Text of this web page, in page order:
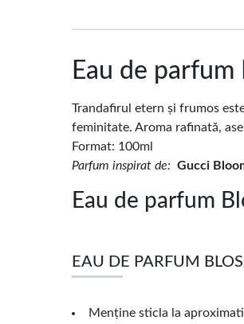
Eau de
Trandafirul etern și frumos
feminitate. Aroma rafinată,
Format: 100ml
Parfum inspirat de: Gucci
Eau de parfum
EAU DE PARFUM
Menține sticla la